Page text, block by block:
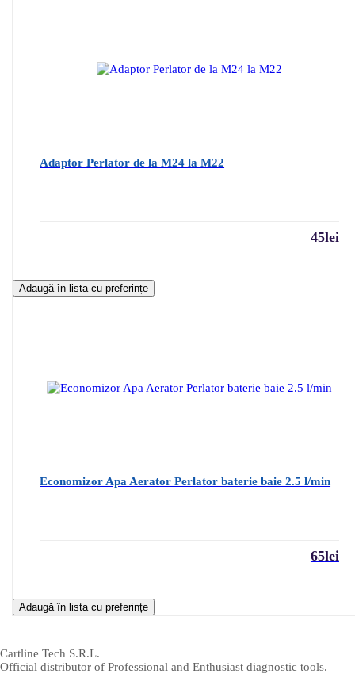
Adaptor Perlator de la M24 la M22
45lei
Adaugă în lista cu preferințe
Economizor Apa Aerator Perlator baterie baie 2.5 l/min
65lei
Adaugă în lista cu preferințe
Cartline Tech S.R.L.
Official distributor of Professional and Enthusiast diagnostic tools.